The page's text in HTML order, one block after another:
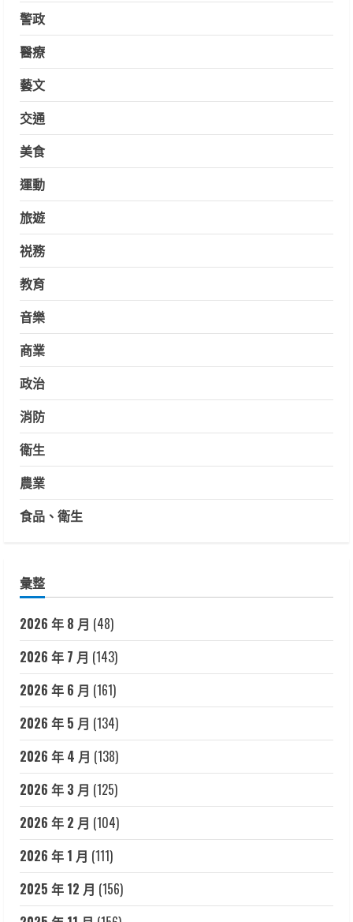
警政
醫療
藝文
交通
美食
運動
旅遊
祱務
教育
音樂
商業
政治
消防
衛生
農業
食品、衛生
彙整
2026 年 8 月 (48)
2026 年 7 月 (143)
2026 年 6 月 (161)
2026 年 5 月 (134)
2026 年 4 月 (138)
2026 年 3 月 (125)
2026 年 2 月 (104)
2026 年 1 月 (111)
2025 年 12 月 (156)